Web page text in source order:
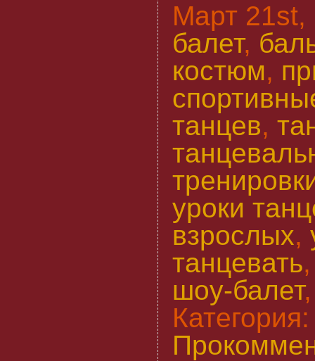
Март 21st,
балет,
костюм,
танцев,
уроки
взрослых,
танцевать
шоу-балет